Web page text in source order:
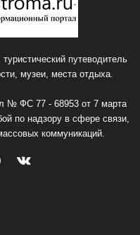
путеводитель
музеи, места отдыха.
№ ФС 77 - 68953 от 7 марта
по надзору в сфере связи,
коммуникаций.